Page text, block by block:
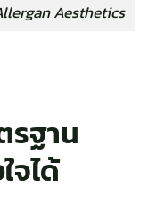
Aesthetics
ฐาน
จได้